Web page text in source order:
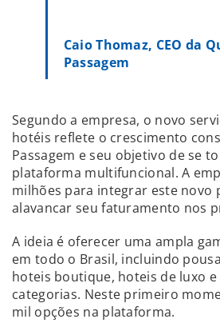
Caio Thomaz, CEO da
Passagem
Segundo a empresa, o novo
hotéis reflete o crescimento
Passagem e seu objetivo de se
plataforma multifuncional. A
milhões para integrar este novo
alavancar seu faturamento nos
A ideia é oferecer uma ampla
em todo o Brasil, incluindo
hoteis boutique, hoteis de luxo
categorias. Neste primeiro
mil opções na plataforma.